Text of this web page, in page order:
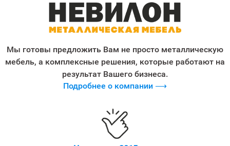
Мы готовы предложить Вам не просто металлическую
мебель, а комплексные решения, которые работают на
результат Вашего бизнеса.
Подробнее о компании ⟶